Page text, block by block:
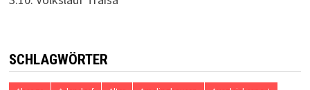
SCHLAGWÖRTER